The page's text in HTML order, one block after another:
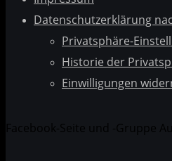
Datenschutzerklärung
Privatsphäre-
Historie der
Einwilligungen
Facebook-Seite und -Gruppe